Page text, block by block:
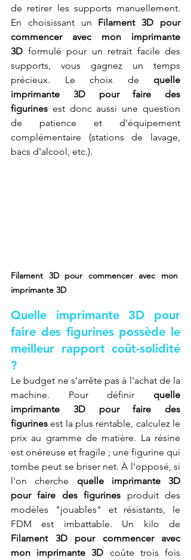
de retirer les supports manuellement.
En choisissant un Filament 3D pour
commencer avec mon imprimante
3D formulé pour un retrait facile des
supports, vous gagnez un temps
précieux. Le choix de quelle
imprimante 3D pour faire des
figurines est donc aussi une question
de patience et d'équipement
complémentaire (stations de lavage,
bacs d'alcool, etc.).
Filament 3D pour commencer avec mon
imprimante 3D
Quelle imprimante 3D pour
faire des figurines possède le
meilleur rapport coût-solidité
?
Le budget ne s'arrête pas à l'achat de la
machine. Pour définir quelle
imprimante 3D pour faire des
figurines est la plus rentable, calculez le
prix au gramme de matière. La résine
est onéreuse et fragile ; une figurine qui
tombe peut se briser net. À l'opposé, si
l'on cherche quelle imprimante 3D
pour faire des figurines produit des
modèles "jouables" et résistants, le
Filament 3D pour commencer avec
mon imprimante 3D coûte trois fois